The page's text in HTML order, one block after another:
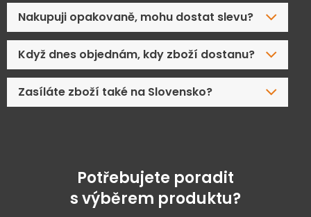
Nakupuji opakovaně, mohu dostat slevu?
Když dnes objednám, kdy zboží dostanu?
Zasíláte zboží také na Slovensko?
Potřebujete poradit
s výběrem produktu?